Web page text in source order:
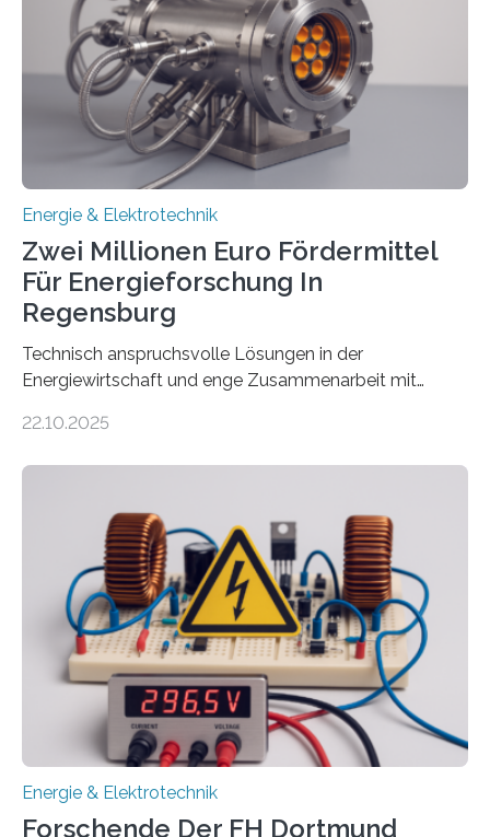
Netzanschluss von Erneuerbare-Energien-Anlagen
(EE-Anlagen) ist entscheidend für die Energiewende.
Denn ohne Anschluss an das Netz kann kein Strom
eingespeist werden. Nach dem Erneuerbare-Energien-
Gesetz (EEG) sind Netzbetreiber…
Energie & Elektrotechnik
Zwei Millionen Euro Fördermittel
Für Energieforschung In
Regensburg
Technisch anspruchsvolle Lösungen in der
Energiewirtschaft und enge Zusammenarbeit mit
neuen EU-geförderten Transfer-Projekte zu
Energietechnologien werden vom Europäischen
Sozialfonds Plus (ESF+) gefördert – mit einer
Gesamtsumme von mehr als zwei Millionen Euro.
Damit zählt die Hochschule zu den großen
Gewinnerinnen der aktuellen Förderrunde des
Bayerischen Wissenschaftsministeriums. Im
Mittelpunkt steht der direkte Wissenstransfer: Neue
wissenschaftliche Erkenntnisse sollen rasch in die
22.10.2025
Energie & Elektrotechnik
Forschende Der FH Dortmund